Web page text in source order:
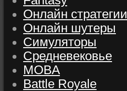
Онлайн стратегии
Онлайн шутеры
Симуляторы
Средневековье
MOBA
Battle Royale